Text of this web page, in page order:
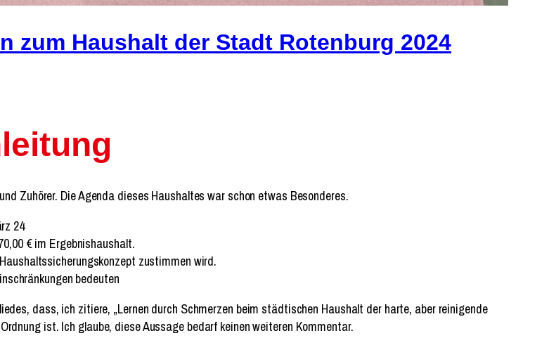
zum Haushalt der Stadt Rotenburg 2024
Zuhörer. Die Agenda dieses Haushaltes war schon etwas Besonderes.
24
€ im Ergebnishaushalt.
zustimmen wird.
bedeuten
dass, ich zitiere, „Lernen durch Schmerzen beim städtischen Haushalt der harte, aber reinigende
ist. Ich glaube, diese Aussage bedarf keinen weiteren Kommentar.